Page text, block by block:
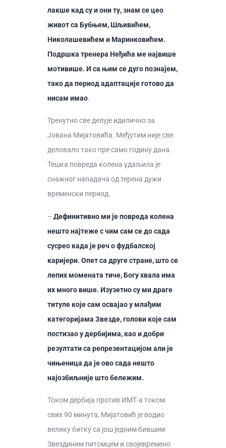
лакше кад су и они ту, знам се цео
живот са Бубњем, Шљивићем,
Николашевићем и Маринковићем.
Подршка тренера Неђића ме највише
мотивише. И са њим се дуго познајем,
тако да период адаптације готово да
нисам имао.
Тренутно све делује идилично за
Јована Мијатовића. Међутим није све
деловало тако пре само годину дана.
Тешка повреда колена удаљила је
снажног нападача од терена дужи
временски период.
– Дефинитивно ми је повреда колена
нешто најтеже с чим сам се до сада
сусрео када је реч о фудбалској
каријери. Опет са друге стране, што се
лепих момената тиче, Богу хвала има
их много више. Изузетно су ми драге
титуле које сам освајао у млађим
категоријама Звезде, голови које сам
постизао у дербијима, као и добри
резултати са репрезентацијом али је
чињеница да је ово сада нешто
најозбиљније што бележим.
Током дербија против ИМТ-а током
свих 90 минута, Мијатовић је водио
велику битку са још једним бившим
Звездиним питомцем и својевремено